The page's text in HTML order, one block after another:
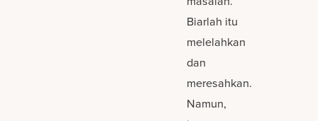
Biarlah itu
melelahkan
dan
meresahkan.
Namun,